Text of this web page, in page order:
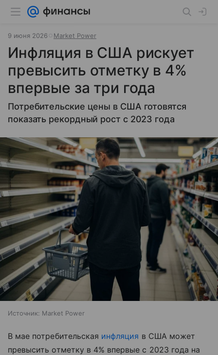
9 июня 2026 Market Power
Инфляция в США рискует
превысить отметку в 4%
впервые за три года
Потребительские цены в США готовятся
показать рекордный рост с 2023 года
Источник: Market Power
В мае потребительская инфляция в США может
превысить отметку в 4% впервые с 2023 года на